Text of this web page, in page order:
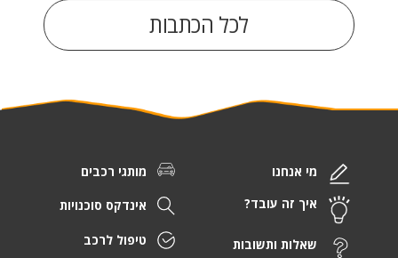
לכל הכתבות
מי אנחנו
איך זה עובד?
שאלות ותשובות
מותגי רכבים
אינדקס סוכנויות
טיפול לרכב